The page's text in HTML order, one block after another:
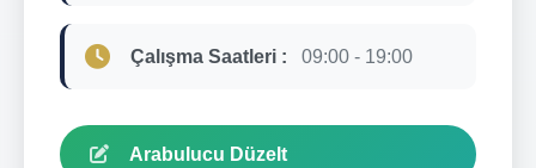
Çalışma Saatleri : 09:00 - 19:00
Arabulucu Düzelt